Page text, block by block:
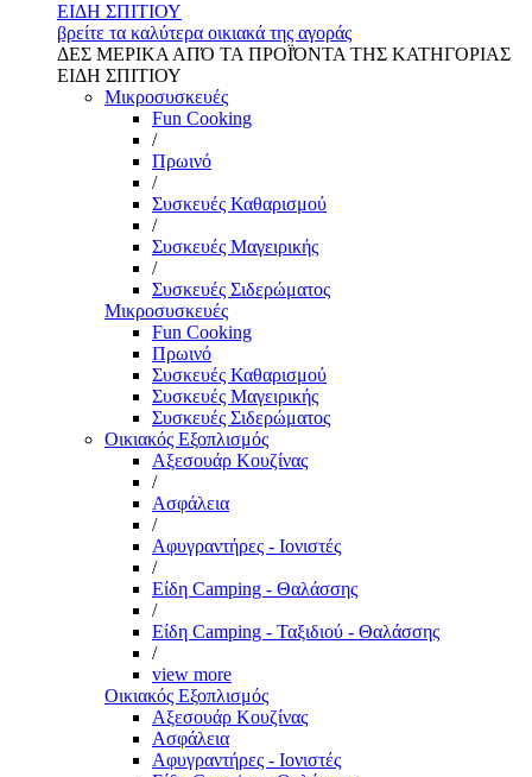
ΕΙΔΗ ΣΠΙΤΙΟΥ
βρείτε τα καλύτερα οικιακά της αγοράς
ΔΕΣ ΜΕΡΙΚΑ ΑΠΌ ΤΑ ΠΡΟΪΌΝΤΑ ΤΗΣ ΚΑΤΗΓΟΡΙΑΣ
ΕΙΔΗ ΣΠΙΤΙΟΥ
Μικροσυσκευές
Fun Cooking
/
Πρωινό
/
Συσκευές Καθαρισμού
/
Συσκευές Μαγειρικής
/
Συσκευές Σιδερώματος
Μικροσυσκευές
Fun Cooking
Πρωινό
Συσκευές Καθαρισμού
Συσκευές Μαγειρικής
Συσκευές Σιδερώματος
Οικιακός Εξοπλισμός
Αξεσουάρ Κουζίνας
/
Ασφάλεια
/
Αφυγραντήρες - Ιονιστές
/
Είδη Camping - Θαλάσσης
/
Είδη Camping - Ταξιδιού - Θαλάσσης
/
view more
Οικιακός Εξοπλισμός
Αξεσουάρ Κουζίνας
Ασφάλεια
Αφυγραντήρες - Ιονιστές